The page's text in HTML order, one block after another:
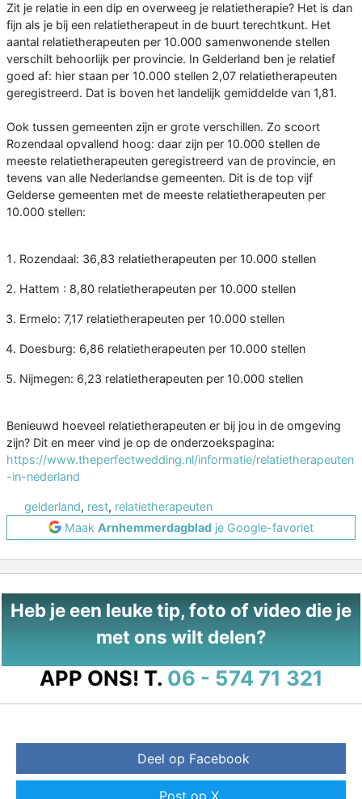
Zit je relatie in een dip en overweeg je relatietherapie? Het is dan
fijn als je bij een relatietherapeut in de buurt terechtkunt. Het
aantal relatietherapeuten per 10.000 samenwonende stellen
verschilt behoorlijk per provincie. In Gelderland ben je relatief
goed af: hier staan per 10.000 stellen 2,07 relatietherapeuten
geregistreerd. Dat is boven het landelijk gemiddelde van 1,81.
Ook tussen gemeenten zijn er grote verschillen. Zo scoort
Rozendaal opvallend hoog: daar zijn per 10.000 stellen de
meeste relatietherapeuten geregistreerd van de provincie, en
tevens van alle Nederlandse gemeenten. Dit is de top vijf
Gelderse gemeenten met de meeste relatietherapeuten per
10.000 stellen:
Rozendaal: 36,83 relatietherapeuten per 10.000 stellen
Hattem : 8,80 relatietherapeuten per 10.000 stellen
Ermelo: 7,17 relatietherapeuten per 10.000 stellen
Doesburg: 6,86 relatietherapeuten per 10.000 stellen
Nijmegen: 6,23 relatietherapeuten per 10.000 stellen
Benieuwd hoeveel relatietherapeuten er bij jou in de omgeving
zijn? Dit en meer vind je op de onderzoekspagina:
https://www.theperfectwedding.nl/informatie/relatietherapeuten
-in-nederland
gelderland, rest, relatietherapeuten
Maak Arnhemmerdagblad je Google-favoriet
Heb je een leuke tip, foto of video die je
met ons wilt delen?
APP ONS! T. 06 - 574 71 321
Deel op Facebook
Post op X